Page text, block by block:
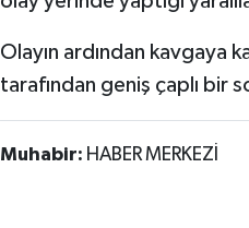
Olayın ardından kavgaya
tarafından geniş çaplı bir
Muhabir: HABER MERKEZİ